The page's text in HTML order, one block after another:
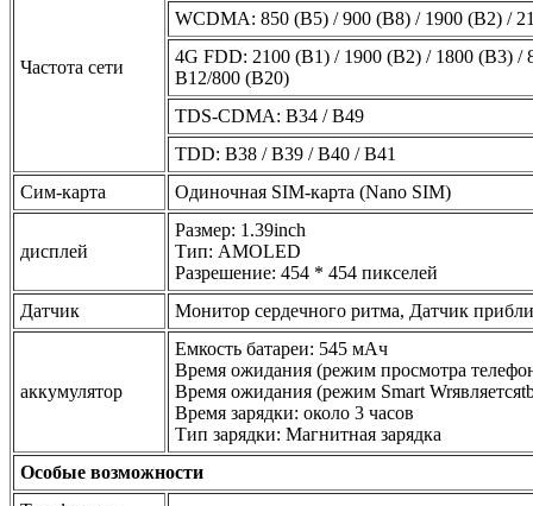
Частота сети
WCDMA: 850 (B5) / 900 (B8) / 1900 (B2) /
4G FDD: 2100 (B1) / 1900 (B2) / 1800 (B3) /
B12/800 (B20)
TDS-CDMA: B34 / B49
TDD: B38 / B39 / B40 / B41
Сим-карта
Одиночная SIM-карта (Nano SIM)
дисплей
Размер: 1.39inch
Тип: AMOLED
Разрешение: 454 * 454 пикселей
Датчик
Монитор сердечного ритма, Датчик
аккумулятор
Емкость батареи: 545 мАч
Время ожидания (режим просмотра
Время ожидания (режим Smart
Время зарядки: около 3 часов
Тип зарядки: Магнитная зарядка
Особые возможности